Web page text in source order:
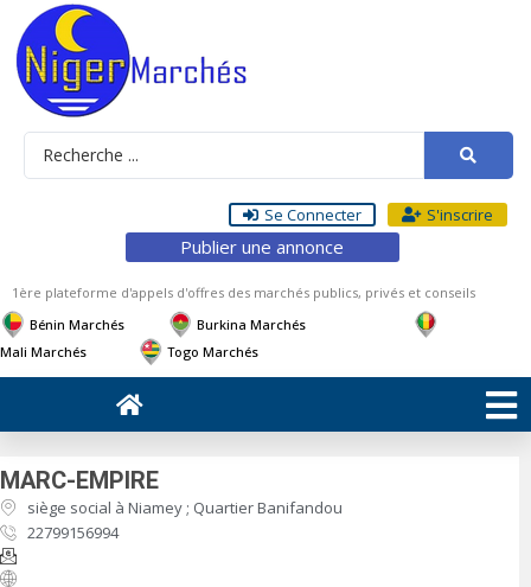
Se Connecter S'inscrire
Publier une annonce
1ère plateforme d'appels d'offres des marchés publics, privés et conseils
Bénin Marchés
Burkina Marchés
Mali Marchés
Togo Marchés
MARC-EMPIRE
siège social à Niamey ; Quartier Banifandou
22799156994